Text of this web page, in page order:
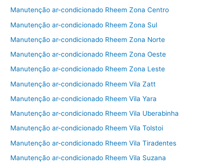
Manutenção ar-condicionado Rheem Zona Centro
Manutenção ar-condicionado Rheem Zona Sul
Manutenção ar-condicionado Rheem Zona Norte
Manutenção ar-condicionado Rheem Zona Oeste
Manutenção ar-condicionado Rheem Zona Leste
Manutenção ar-condicionado Rheem Vila Zatt
Manutenção ar-condicionado Rheem Vila Yara
Manutenção ar-condicionado Rheem Vila Uberabinha
Manutenção ar-condicionado Rheem Vila Tolstoi
Manutenção ar-condicionado Rheem Vila Tiradentes
Manutenção ar-condicionado Rheem Vila Suzana